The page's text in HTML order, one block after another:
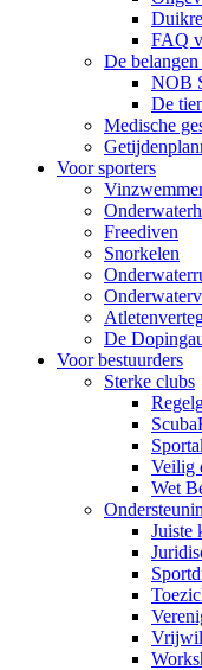
FAQ
De
NOB
De
Medische
Voor sporters
Freediven
Snorkelen
De
Voor bestuurders
Sterke clubs
Veilig
Wet
Juiste